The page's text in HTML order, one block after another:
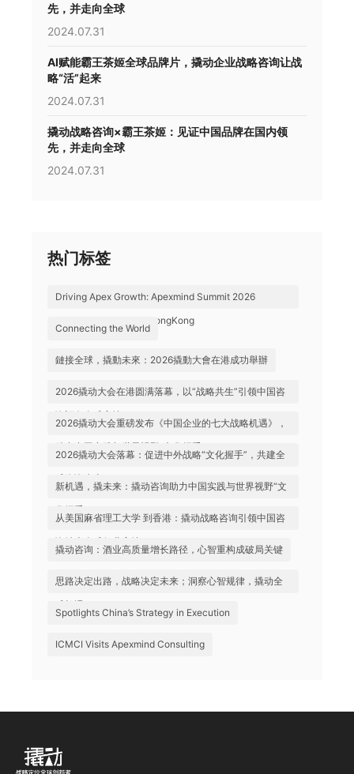
先，并走向全球
2024.07.31
AI赋能霸王茶姬全球品牌片，撬动企业战略咨询让战
略“活”起来
2024.07.31
撬动战略咨询×霸王茶姬：见证中国品牌在国内领
先，并走向全球
2024.07.31
热门标签
Driving Apex Growth: Apexmind Summit 2026
Successfully Held in HongKong
Connecting the World
鏈接全球，撬動未來：2026撬動大會在港成功舉辦
2026撬动大会在港圆满落幕，以“战略共生”引领中国咨
询迈向全球高地
2026撬动大会重磅发布《中国企业的七大战略机遇》，
助力中国实践与世界视野“文化握手”
2026撬动大会落幕：促进中外战略“文化握手”，共建全
球咨询生态
新机遇，撬未来：撬动咨询助力中国实践与世界视野“文
化握手”
从美国麻省理工大学 到香港：撬动战略咨询引领中国咨
询站上全球行业高地
撬动咨询：酒业高质量增长路径，心智重构成破局关键
思路决定出路，战略决定未来；洞察心智规律，撬动全
球机遇
Spotlights China’s Strategy in Execution
ICMCI Visits Apexmind Consulting